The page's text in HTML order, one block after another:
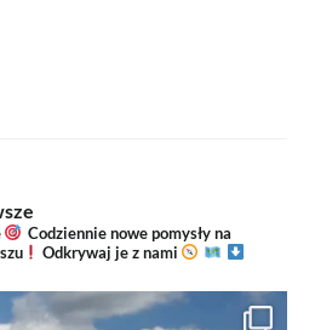
Codziennie nowe pomysły na
Odkrywaj je z nami